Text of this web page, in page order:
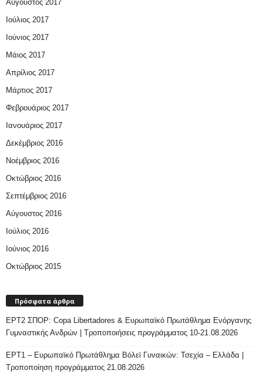
Αύγουστος 2017
Ιούλιος 2017
Ιούνιος 2017
Μάιος 2017
Απρίλιος 2017
Μάρτιος 2017
Φεβρουάριος 2017
Ιανουάριος 2017
Δεκέμβριος 2016
Νοέμβριος 2016
Οκτώβριος 2016
Σεπτέμβριος 2016
Αύγουστος 2016
Ιούλιος 2016
Ιούνιος 2016
Οκτώβριος 2015
Πρόσφατα άρθρα
ΕΡΤ2 ΣΠΟΡ: Copa Libertadores & Ευρωπαϊκό Πρωτάθλημα Ενόργανης
Γυμναστικής Ανδρών | Τροποποιήσεις προγράμματος 10-21.08.2026
ΕΡΤ1 – Ευρωπαϊκό Πρωτάθλημα Βόλεϊ Γυναικών: Τσεχία – Ελλάδα |
Τροποποίηση προγράμματος 21.08.2026